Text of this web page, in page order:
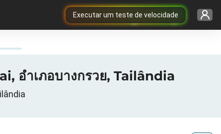
Executar um teste de velocidade
อำเภอบางกรวย, Tailândia